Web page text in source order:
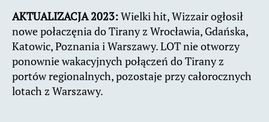
AKTUALIZACJA 2023:Wielki hit, Wizzair ogłosił
nowe połaczęnia do Tirany z Wrocławia, Gdańska,
Katowic, Poznania i Warszawy. LOT nie otworzy
ponownie wakacyjnych połączeń do Tirany z
portów regionalnych, pozostaje przy całorocznych
lotach z Warszawy.